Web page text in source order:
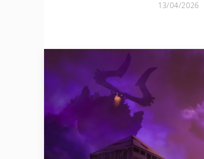
13/04/2026